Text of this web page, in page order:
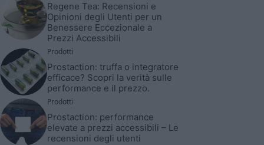
Regene Tea: Recensioni e
Opinioni degli Utenti per un
Benessere Eccezionale a
Prezzi Accessibili
Prodotti
Prostaction: truffa o integratore
efficace? Scopri la verità sulle
performance e il prezzo.
Prodotti
Prostaction: performance
elevate a prezzi accessibili – Le
recensioni degli utenti